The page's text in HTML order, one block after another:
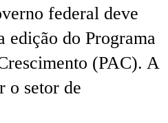
federal deve
edição do Programa
(PAC). A
o setor de